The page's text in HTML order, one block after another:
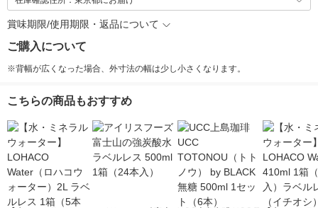
賞味期限/使用期限・返品について
ご購入について
※背幅が広くなった場合、外寸法の幅は少し小さくなります。
こちらの商品もおすすめ